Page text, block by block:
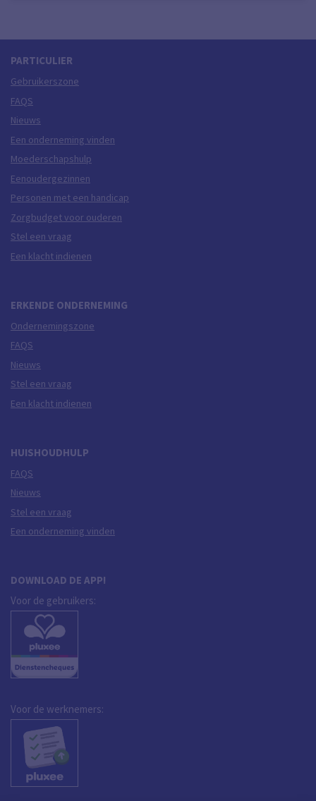
PARTICULIER
Gebruikerszone
FAQS
Nieuws
Een onderneming vinden
Moederschapshulp
Eenoudergezinnen
Personen met een handicap
Zorgbudget voor ouderen
Stel een vraag
Een klacht indienen
ERKENDE ONDERNEMING
Ondernemingszone
FAQS
Nieuws
Stel een vraag
Een klacht indienen
HUISHOUDHULP
FAQS
Nieuws
Stel een vraag
Een onderneming vinden
DOWNLOAD DE APP!
Voor de gebruikers:
Voor de werknemers: